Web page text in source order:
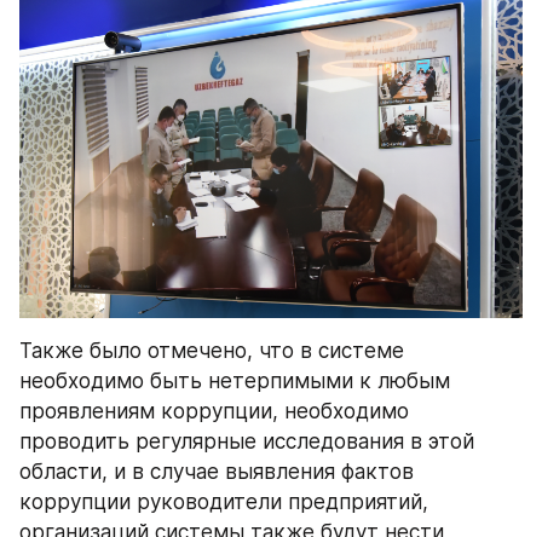
Также было отмечено, что в системе
необходимо быть нетерпимыми к любым
проявлениям коррупции, необходимо
проводить регулярные исследования в этой
области, и в случае выявления фактов
коррупции руководители предприятий,